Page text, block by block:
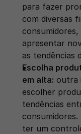
para fazer
com diversas
apresentar
as tendências
Escolha
em alta: outra
escolher
tendências
consumidores.
ter um